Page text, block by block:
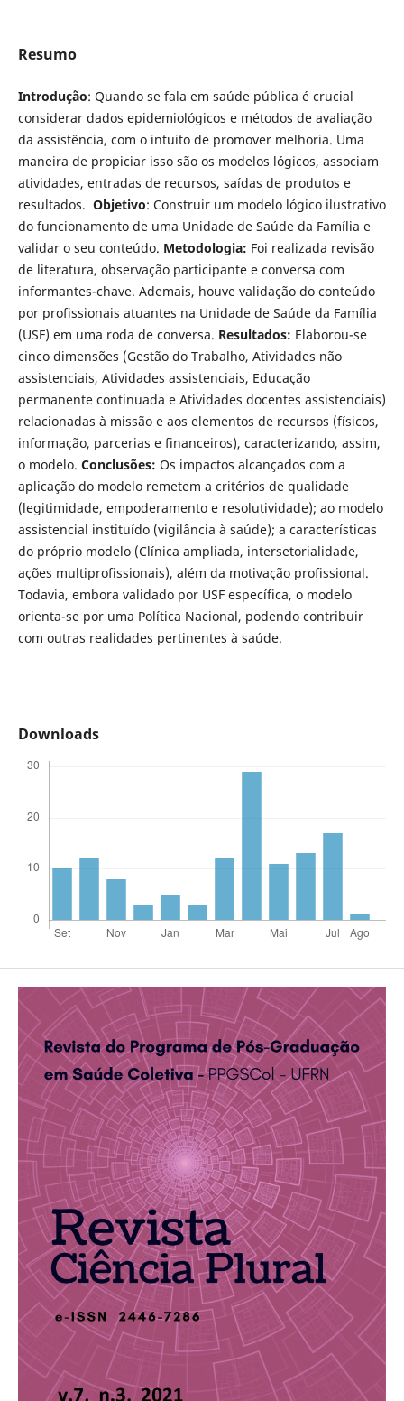
Resumo
Introdução: Quando se fala em saúde pública é crucial
considerar dados epidemiológicos e métodos de avaliação
da assistência, com o intuito de promover melhoria. Uma
maneira de propiciar isso são os modelos lógicos, associam
atividades, entradas de recursos, saídas de produtos e
resultados. Objetivo: Construir um modelo lógico ilustrativo
do funcionamento de uma Unidade de Saúde da Família e
validar o seu conteúdo. Metodologia: Foi realizada revisão
de literatura, observação participante e conversa com
informantes-chave. Ademais, houve validação do conteúdo
por profissionais atuantes na Unidade de Saúde da Família
(USF) em uma roda de conversa. Resultados: Elaborou-se
cinco dimensões (Gestão do Trabalho, Atividades não
assistenciais, Atividades assistenciais, Educação
permanente continuada e Atividades docentes assistenciais)
relacionadas à missão e aos elementos de recursos (físicos,
informação, parcerias e financeiros), caracterizando, assim,
o modelo. Conclusões: Os impactos alcançados com a
aplicação do modelo remetem a critérios de qualidade
(legitimidade, empoderamento e resolutividade); ao modelo
assistencial instituído (vigilância à saúde); a características
do próprio modelo (Clínica ampliada, intersetorialidade,
ações multiprofissionais), além da motivação profissional.
Todavia, embora validado por USF específica, o modelo
orienta-se por uma Política Nacional, podendo contribuir
com outras realidades pertinentes à saúde.
Downloads